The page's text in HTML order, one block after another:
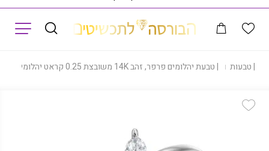
|טבעות |טבעת יהלומים פרפר, זהב 14K משובצת 0.25 קראט יהלומים, דגם RDSRF31312